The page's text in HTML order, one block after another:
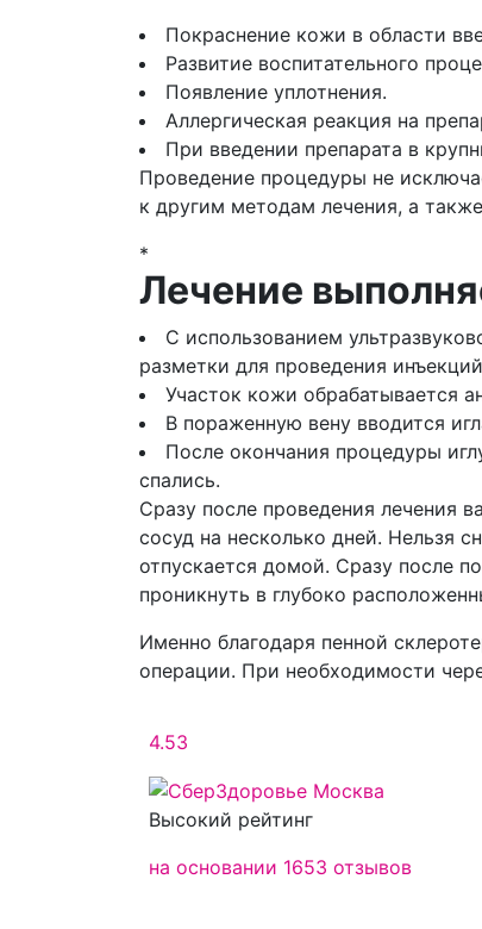
Покраснение кожи в области
Развитие воспитательного
Появление уплотнения.
Аллергическая реакция на
При введении препарата в
Проведение процедуры не
к другим методам лечения, а
*
Лечение
С использованием
разметки для проведения
Участок кожи обрабатывается
В пораженную вену вводится
После окончания процедуры
спались.
Сразу после проведения лечения
сосуд на несколько дней. Нельзя
отпускается домой. Сразу после
проникнуть в глубоко
Именно благодаря пенной
операции. При необходимости
4.53
Высокий рейтинг
на основании 1653 отзывов